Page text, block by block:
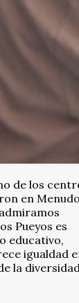
de los
en
Pueyos es
educativo,
igualdad
la diversidad